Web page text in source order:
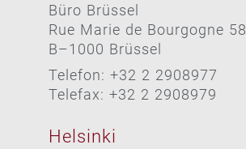
Büro Brüssel
Rue Marie de Bourgogne 58
B–1000 Brüssel
Telefon: +32 2 2908977
Telefax: +32 2 2908979
Helsinki